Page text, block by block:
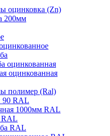
оцинковка (Zn)
200мм
оцинкованная
оцинкованная
полимер (Ral)
90 RAL
1000мм RAL
RAL
RAL